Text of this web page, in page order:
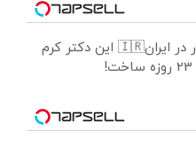
برای اولین بار در ایران🇮🇷 این دکتر کرم